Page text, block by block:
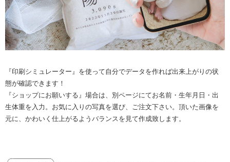
『印刷シミュレーター』を使って自分でデータを作れば出来上がりの状
態が確認できます！
『ショップにお願いする』場合は、別ページにてお名前・生年月日・出
生体重を入力。 お気に入りの写真を選び、ご注文下さい。 頂いた画像を
元に、かわいく仕上がるようバランスを見て作成致します。